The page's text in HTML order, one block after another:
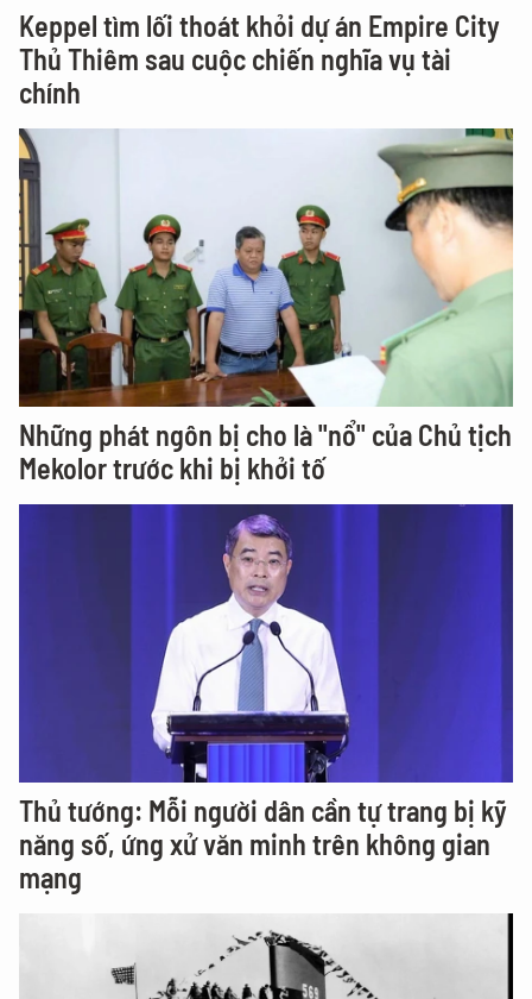
Keppel tìm lối thoát khỏi dự án Empire City
Thủ Thiêm sau cuộc chiến nghĩa vụ tài
chính
Những phát ngôn bị cho là "nổ" của Chủ tịch
Mekolor trước khi bị khởi tố
Thủ tướng: Mỗi người dân cần tự trang bị kỹ
năng số, ứng xử văn minh trên không gian
mạng